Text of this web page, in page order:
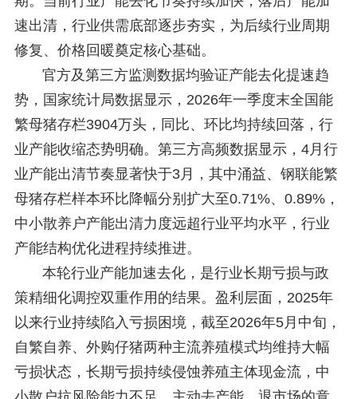
速出清，行业供需底部逐步夯实，为后续行业周期
修复、价格回暖奠定核心基础。
官方及第三方监测数据均验证产能去化提速趋
势，国家统计局数据显示，2026年一季度末全国能
繁母猪存栏3904万头，同比、环比均持续回落，行
业产能收缩态势明确。第三方高频数据显示，4月行
业产能出清节奏显著快于3月，其中涌益、钢联能繁
母猪存栏样本环比降幅分别扩大至0.71%、0.89%，
中小散养户产能出清力度远超行业平均水平，行业
产能结构优化进程持续推进。
本轮行业产能加速去化，是行业长期亏损与政
策精细化调控双重作用的结果。盈利层面，2025年
以来行业持续陷入亏损困境，截至2026年5月中旬，
自繁自养、外购仔猪两种主流养殖模式均维持大幅
亏损状态，长期亏损持续侵蚀养殖主体现金流，中